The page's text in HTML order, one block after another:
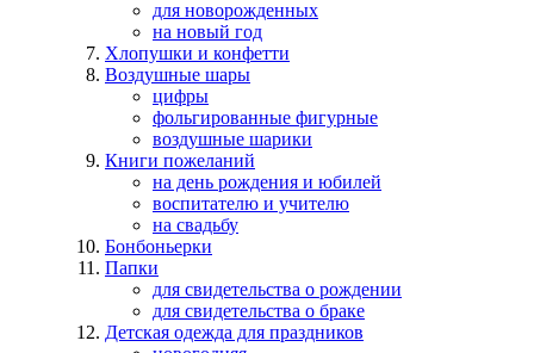
для новорожденных
на новый год
Хлопушки и конфетти
Воздушные шары
цифры
фольгированные фигурные
воздушные шарики
Книги пожеланий
на день рождения и юбилей
воспитателю и учителю
на свадьбу
Бонбоньерки
Папки
для свидетельства о рождении
для свидетельства о браке
Детская одежда для праздников